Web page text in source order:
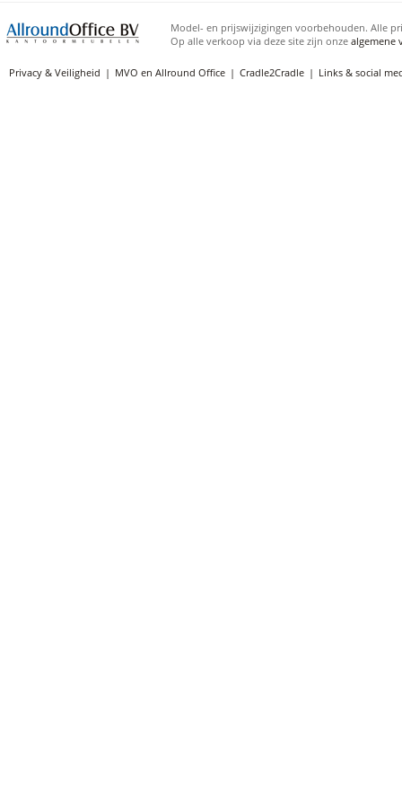
Model- en prijswijzigingen voorbehouden. Alle
Op alle verkoop via deze site zijn onzealgemene
Privacy & Veiligheid MVO en Allround Office Cradle2Cradle Links & social